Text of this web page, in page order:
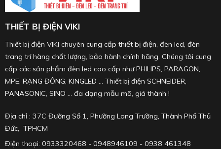
THIẾT BỊ ĐIỆN VIKI
Thiết bị điện VIKI chuyên cung cấp thiết bị điện, đèn led, đèn
trang trí hàng chất lượng, bảo hành chính hãng. Chúng tôi cung
cấp các sản phẩm đèn led cao cấp như PHILIPS, PARAGON,
MPE, RẠNG ĐÔNG, KINGLED ... Thiết bị điện SCHNEIDER,
PANASONIC, SINO ... đa dạng mẫu mã, giá thành !
Địa chỉ : 37C Đường Số 1, Phường Long Trường, Thành Phố Thủ
Đức, TPHCM
Điện thoại: 0933320468 - 0948946109 - 0938 461348